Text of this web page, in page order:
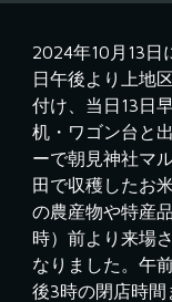
2024年10月13日
日午後より上地
付け、当日13日
机・ワゴン台と
ーで朝見神社マ
田で収穫したお
の農産物や特産
時）前より来場
なりました。午
後3時の閉店時